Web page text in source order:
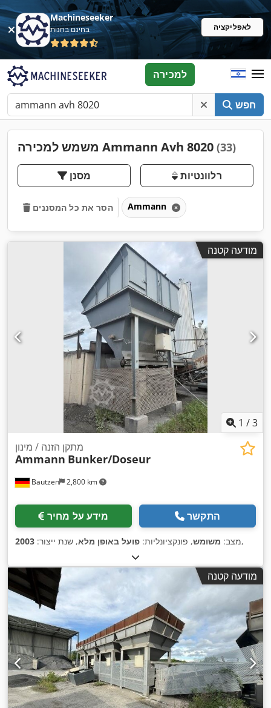
Machineseeker
בחינם בחנות לאפליקציה
חפש
למכירה
משמש למכירה Ammann Avh 8020 (33)
מסנן רלוונטיות
הסר את כל המסננים Ammann
מודעה קטנה
1 /3
Bautzen 2,800 km
מתקן הזנה / מינון
Ammann Bunker/Doseur
מידע על מחיר התקשר
מצב: משומש, פונקציונליות: פועל באופן מלא, שנת ייצור: 2003 ,
מודעה קטנה